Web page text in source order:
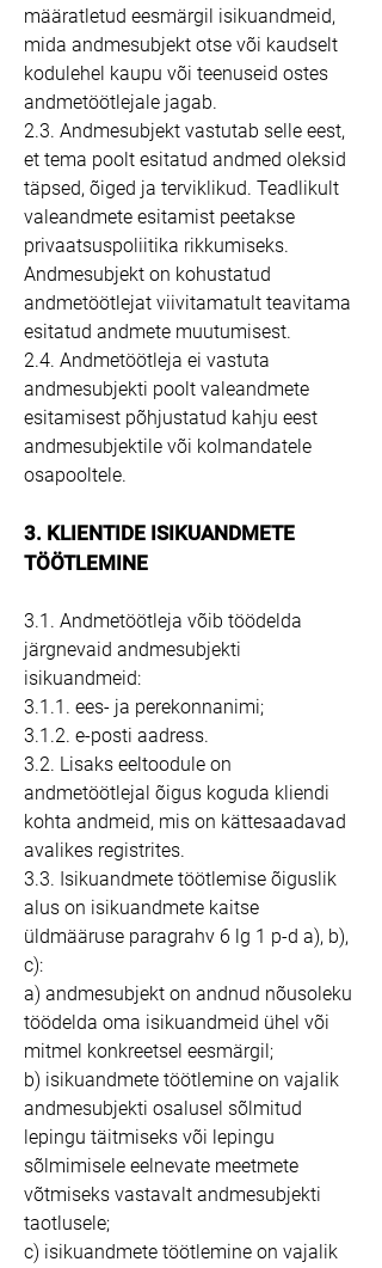
määratletud eesmärgil isikuandmeid,
mida andmesubjekt otse või kaudselt
kodulehel kaupu või teenuseid ostes
andmetöötlejale jagab.
2.3. Andmesubjekt vastutab selle eest,
et tema poolt esitatud andmed oleksid
täpsed, õiged ja terviklikud. Teadlikult
valeandmete esitamist peetakse
privaatsuspoliitika rikkumiseks.
Andmesubjekt on kohustatud
andmetöötlejat viivitamatult teavitama
esitatud andmete muutumisest.
2.4. Andmetöötleja ei vastuta
andmesubjekti poolt valeandmete
esitamisest põhjustatud kahju eest
andmesubjektile või kolmandatele
osapooltele.
3. KLIENTIDE ISIKUANDMETE
TÖÖTLEMINE
3.1. Andmetöötleja võib töödelda
järgnevaid andmesubjekti
isikuandmeid:
3.1.1. ees- ja perekonnanimi;
3.1.2. e-posti aadress.
3.2. Lisaks eeltoodule on
andmetöötlejal õigus koguda kliendi
kohta andmeid, mis on kättesaadavad
avalikes registrites.
3.3. Isikuandmete töötlemise õiguslik
alus on isikuandmete kaitse
üldmääruse paragrahv 6 lg 1 p-d a), b),
c):
a) andmesubjekt on andnud nõusoleku
töödelda oma isikuandmeid ühel või
mitmel konkreetsel eesmärgil;
b) isikuandmete töötlemine on vajalik
andmesubjekti osalusel sõlmitud
lepingu täitmiseks või lepingu
sõlmimisele eelnevate meetmete
võtmiseks vastavalt andmesubjekti
taotlusele;
c) isikuandmete töötlemine on vajalik